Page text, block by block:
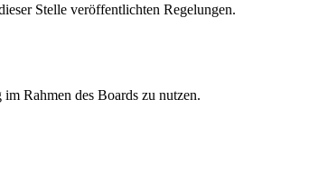
Stelle veröffentlichten Regelungen.
Rahmen des Boards zu nutzen.